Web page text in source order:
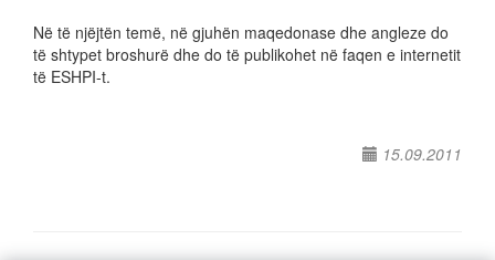
Në të njëjtën temë, në gjuhën maqedonase dhe angleze do
të shtypet broshurë dhe do të publikohet në faqen e internetit
të ESHPI-t.
15.09.2011